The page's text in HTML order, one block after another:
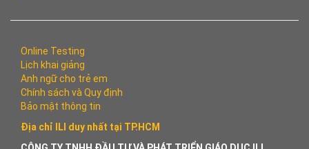
Online Testing
Lịch khai giảng
Anh ngữ cho trẻ em
Chính sách và Quy định
Bảo mật thông tin
Địa chỉ ILI duy nhất tại TP.HCM